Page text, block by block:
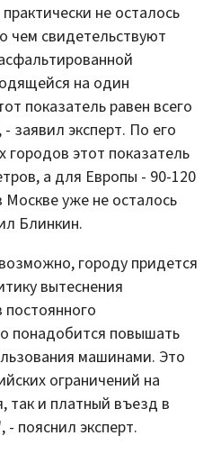
не осталось
чем свидетельствуют
на один
показатель равен всего
заявил эксперт. По его
городов этот показатель
а для Европы - 90-120
Москве уже не осталось
Блинкин.
городу придется
вытеснения
понадобится повышать
машинами. Это
ограничений на
так и платный въезд в
пояснил эксперт.